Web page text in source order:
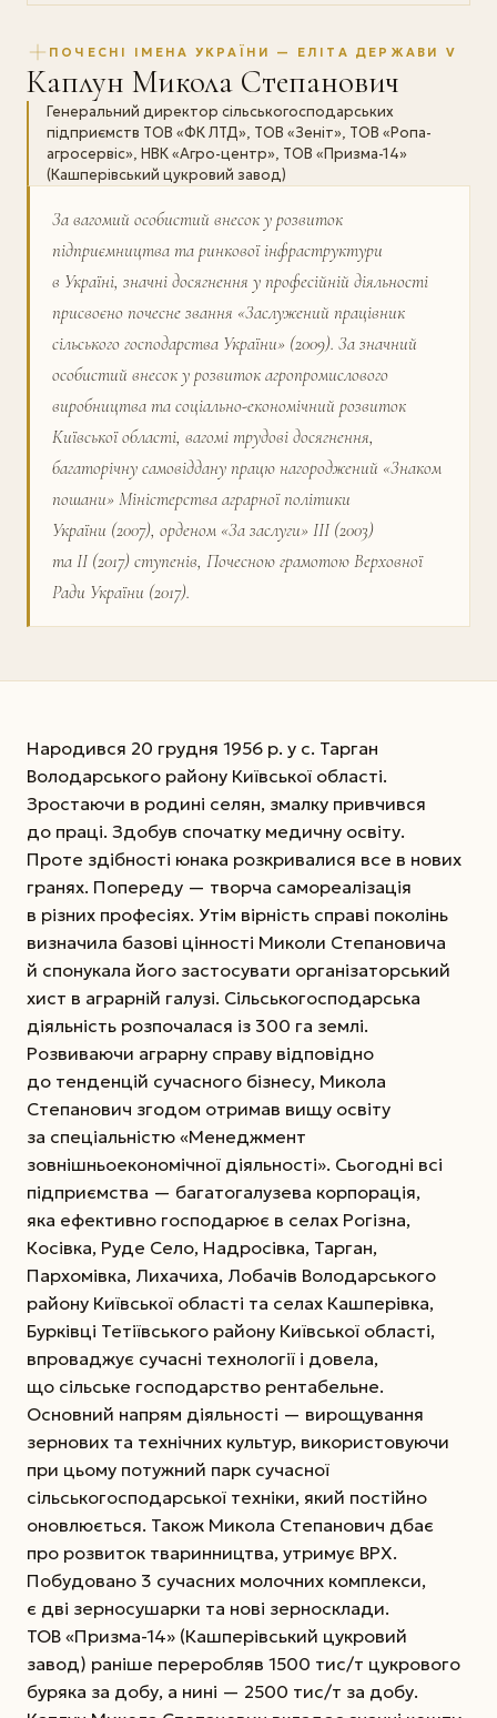
ПОЧЕСНІ ІМЕНА УКРАЇНИ — ЕЛІТА ДЕРЖАВИ V
Каплун Микола Степанович
Генеральний директор сільськогосподарських
підприємств ТОВ «ФК ЛТД», ТОВ «Зеніт», ТОВ «Ропа-
агросервіс», НВК «Агро-центр», ТОВ «Призма-14»
(Кашперівський цукровий завод)
За вагомий особистий внесок у розвиток
підприємництва та ринкової інфраструктури
в Україні, значні досягнення у професійній діяльності
присвоєно почесне звання «Заслужений працівник
сільського господарства України» (2009). За значний
особистий внесок у розвиток агропромислового
виробництва та соціально-економічний розвиток
Київської області, вагомі трудові досягнення,
багаторічну самовіддану працю нагороджений «Знаком
пошани» Міністерства аграрної політики
України (2007), орденом «За заслуги» IIІ (2003)
та ІІ (2017) ступенів, Почесною грамотою Верховної
Ради України (2017).
Народився 20 грудня 1956 р. у с. Тарган
Володарського району Київської області.
Зростаючи в родині селян, змалку привчився
до праці. Здобув спочатку медичну освіту.
Проте здіб­ності юнака розкривалися все в нових
гранях. Попереду — творча самореалізація
в різних професіях. Утім вірність справі поколінь
визначила базові цінності Миколи Степановича
й спонукала його застосувати організаторський
хист в аграрній галузі. Сільськогосподарська
діяльність розпочалася із 300 га землі.
Розвиваючи аграрну справу відповідно
до тенденцій сучасного бізнесу, Микола
Степанович згодом отримав вищу освіту
за спеціальністю «Менеджмент
зовнішньоекономічної діяльності». Сьогодні всі
підприємства — багатогалузева корпорація,
яка ефективно господарює в селах Рогізна,
Косівка, Руде Село, Надросівка, Тарган,
Пархомівка, Лихачиха, Лобачів Володарського
району Київської області та селах Кашперівка,
Бурківці Тетіївського району Київської області,
впроваджує сучасні технології і довела,
що сільське господарство рентабельне.
Основний напрям діяльності — вирощування
зернових та технічних культур, використовуючи
при цьому потужний парк сучасної
сільськогосподарської техніки, який постійно
оновлюється. Також Микола Степанович дбає
про розвиток тваринництва, утримує ВРХ.
Побудовано 3 сучасних молочних комплекси,
є дві зерносушарки та нові зерносклади.
ТОВ «Призма-14» (Кашперівський цукровий
завод) раніше переробляв 1500 тис/т цукрового
буряка за добу, а нині — 2500 тис/т за добу.